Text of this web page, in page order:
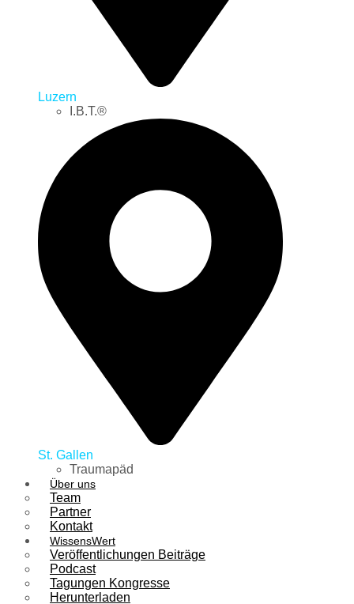
Luzern
I.B.T.®
St. Gallen
Traumapäd
Über uns
Team
Partner
Kontakt
WissensWert
Veröffentlichungen Beiträge
Podcast
Tagungen Kongresse
Herunterladen